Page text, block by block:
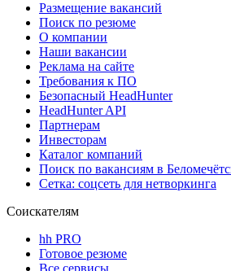
Размещение вакансий
Поиск по резюме
О компании
Наши вакансии
Реклама на сайте
Требования к ПО
Безопасный HeadHunter
HeadHunter API
Партнерам
Инвесторам
Каталог компаний
Поиск по вакансиям в
Сетка: соцсеть для нетворкинга
Соискателям
hh PRO
Готовое резюме